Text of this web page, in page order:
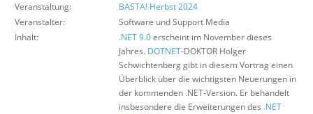
Veranstaltung:
BASTA! Herbst 2024
Veranstalter:
Software und Support Media
Inhalt:
.NET 9.0erscheint im November dieses
Jahres. DOTNET-DOKTOR Holger
Schwichtenberg gibt in diesem Vortrag einen
Überblick über die wichtigsten Neuerungen in
der kommenden .NET-Version. Er behandelt
insbesondere die Erweiterungen des .NET